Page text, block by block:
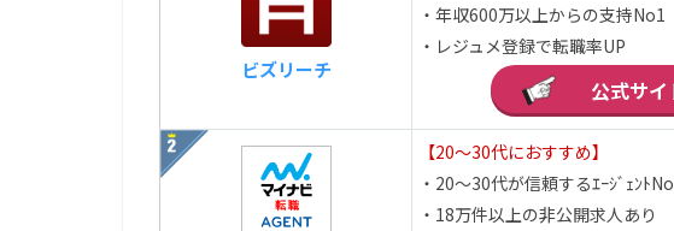
ビズリーチ
・年収600万以上からの支持No1
・レジュメ登録で転職率UP
公式サイ
【20～30代におすすめ】
・20～30代が信頼するｴｰｼﾞｪﾝﾄ
・18万件以上の非公開求人あり